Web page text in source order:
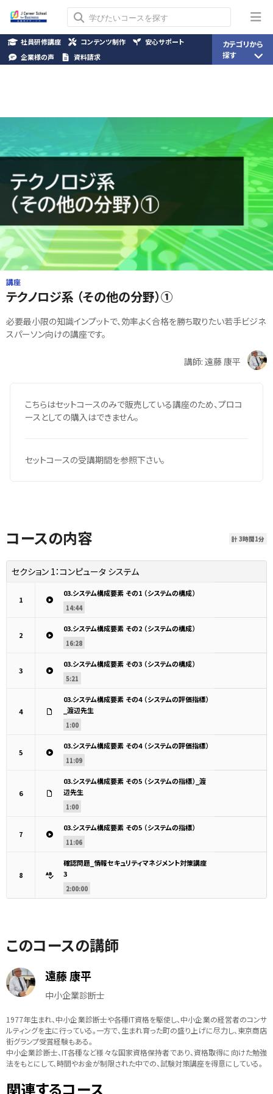
講座
テクノロジ系 （その他の分野）①
必要最小限の知識インプットで、効率よく合格を勝ち取りたい若手ビジネ
スパーソン向けの講座です。
講師: 遠藤 康平
こちらはセットコースのみで販売している講座のため、プロコ
ースとしての購入はできません。
セットコースの受講期間を参照下さい。
コースの内容 計 3時間1分
セクション 1：コンピュータ システム
1
03.システム構成要素 その1 （システムの構成）
14:44
2
03.システム構成要素 その2 （システムの構成）
16:28
3
03.システム構成要素 その3 （システムの構成）
5:21
4
03.システム構成要素 その4 （システムの評価指標）
_渡辺先生
1:00
5
03.システム構成要素 その4 （システムの評価指標）
11:09
6
03.システム構成要素 その5 （システムの指標）_渡
辺先生
1:00
7
03.システム構成要素 その5 （システムの指標）
11:06
8
確認問題_情報セキュリティマネジメント対策講座
3
2:00:00
このコースの講師
遠藤 康平
中小企業診断士
1977年生まれ、中小企業診断士や各種IT資格を駆使し、中小企業の経営者のコンサ
ルティングを主に行っている。一方で、生まれ育った町の盛り上げに尽力し、東京商店
街グランプ受賞経験もある。
中小企業診断士、IT各種など様々な国家資格保持者であり、資格取得に向けた勉強
法をもとにして、時間やお金が制限された中での、試験対策講座を得意にしている。
関連するコース
社員研修講座 コンテンツ制作
安心サポート
企業様の声
資料請求
カテゴリから
探す